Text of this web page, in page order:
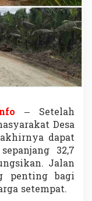
– Setelah
Desa
dapat
32,7
Jalan
penting bagi
setempat.